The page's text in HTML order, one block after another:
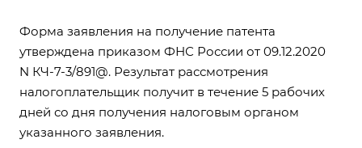
Форма заявления на получение патента
утверждена приказом ФНС России от 09.12.2020
N КЧ-7-3/891@. Результат рассмотрения
налогоплательщик получит в течение 5 рабочих
дней со дня получения налоговым органом
указанного заявления.